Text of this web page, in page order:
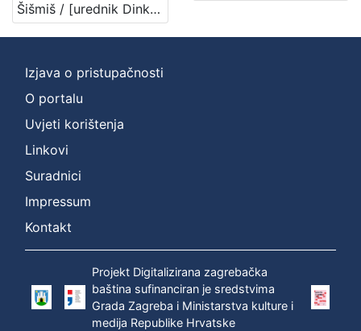
Šišmiš / [urednik Dinko T. Chudoba]
Izjava o pristupačnosti
O portalu
Uvjeti korištenja
Linkovi
Suradnici
Impressum
Kontakt
Projekt Digitalizirana zagrebačka
baština sufinanciran je sredstvima
Grada Zagreba i Ministarstva kulture i
medija Republike Hrvatske